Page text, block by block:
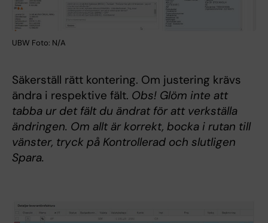
UBW Foto: N/A
Säkerställ rätt kontering. Om justering krävs
ändra i respektive fält. Obs! Glöm inte att
tabba ur det fält du ändrat för att verkställa
ändringen. Om allt är korrekt, bocka i rutan till
vänster, tryck på Kontrollerad och slutligen
Spara.